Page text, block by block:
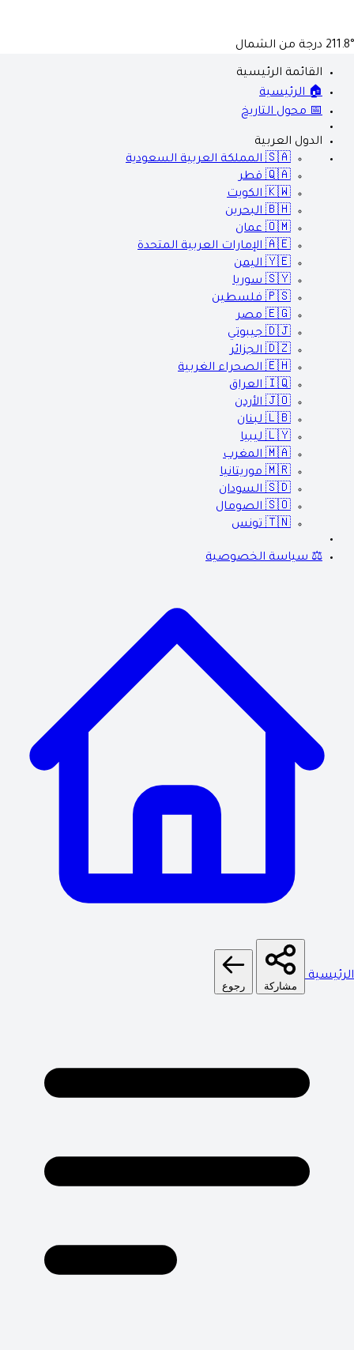
211.8° درجة من الشمال
القائمة الرئيسية
🏠 الرئيسية
📅 محول التاريخ
الدول العربية
🇸🇦 المملكة العربية السعودية
🇶🇦 قطر
🇰🇼 الكويت
🇧🇭 البحرين
🇴🇲 عمان
🇦🇪 الإمارات العربية المتحدة
🇾🇪 اليمن
🇸🇾 سوريا
🇵🇸 فلسطين
🇪🇬 مصر
🇩🇯 جيبوتي
🇩🇿 الجزائر
🇪🇭 الصحراء الغربية
🇮🇶 العراق
🇯🇴 الأردن
🇱🇧 لبنان
🇱🇾 ليبيا
🇲🇦 المغرب
🇲🇷 موريتانيا
🇸🇩 السودان
🇸🇴 الصومال
🇹🇳 تونس
⚖️ سياسة الخصوصية
الرئيسية
مشاركة رجوع